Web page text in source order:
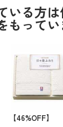
いる方
もって
【46%OFF】